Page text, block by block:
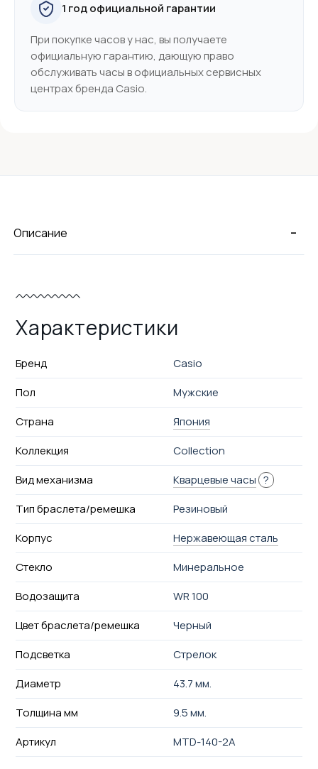
1 год официальной гарантии
При покупке часов у нас, вы получаете
официальную гарантию, дающую право
обслуживать часы в официальных сервисных
центрах бренда Casio.
-
Описание
Характеристики
Бренд
Casio
Пол
Мужские
Страна
Япония
Коллекция
Collection
Вид механизма
Кварцевые часы ?
Тип браслета/ремешка
Резиновый
Корпус
Нержавеющая сталь
Стекло
Минеральное
Водозащита
WR 100
Цвет браслета/ремешка
Черный
Подсветка
Стрелок
Диаметр
43.7 мм.
Толщина мм
9.5 мм.
Артикул
MTD-140-2A